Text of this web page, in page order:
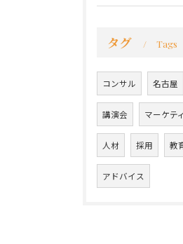
タグ Tags
コンサル 名古屋
講演会 マーケテ
人材 採用 教
アドバイス